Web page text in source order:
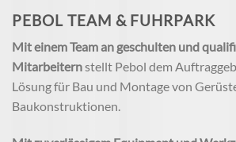
PEBOL TEAM & FUHRPARK
Mit einem Team an geschulten und
Mitarbeiternstellt Pebol dem
Lösung für Bau und Montage von
Baukonstruktionen.